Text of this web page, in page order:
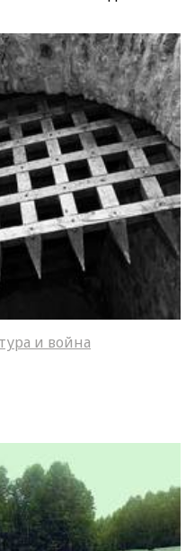
и война